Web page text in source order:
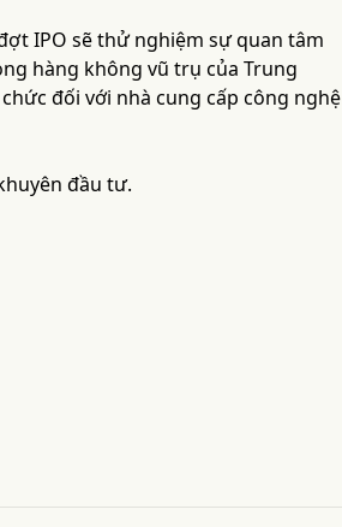
IPO sẽ thử nghiệm sự quan tâm
hàng không vũ trụ của Trung
đối với nhà cung cấp công nghệ
đầu tư.